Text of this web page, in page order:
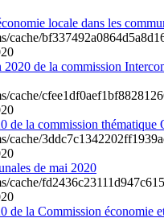
locale dans les
2020 de la commission
de la commission
de mai 2020
de la Commission économie